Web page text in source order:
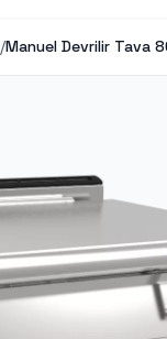
/Manuel Devrilir Tava